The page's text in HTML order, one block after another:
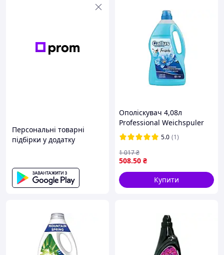
Персональні товарні
підбірки у додатку
Ополіскувач 4,08л
Professional Weichspuler
Frisch Для всих типів
тканин ТМ Gallus
5.0 (1)
508.50 ₴
1 017₴
Купити